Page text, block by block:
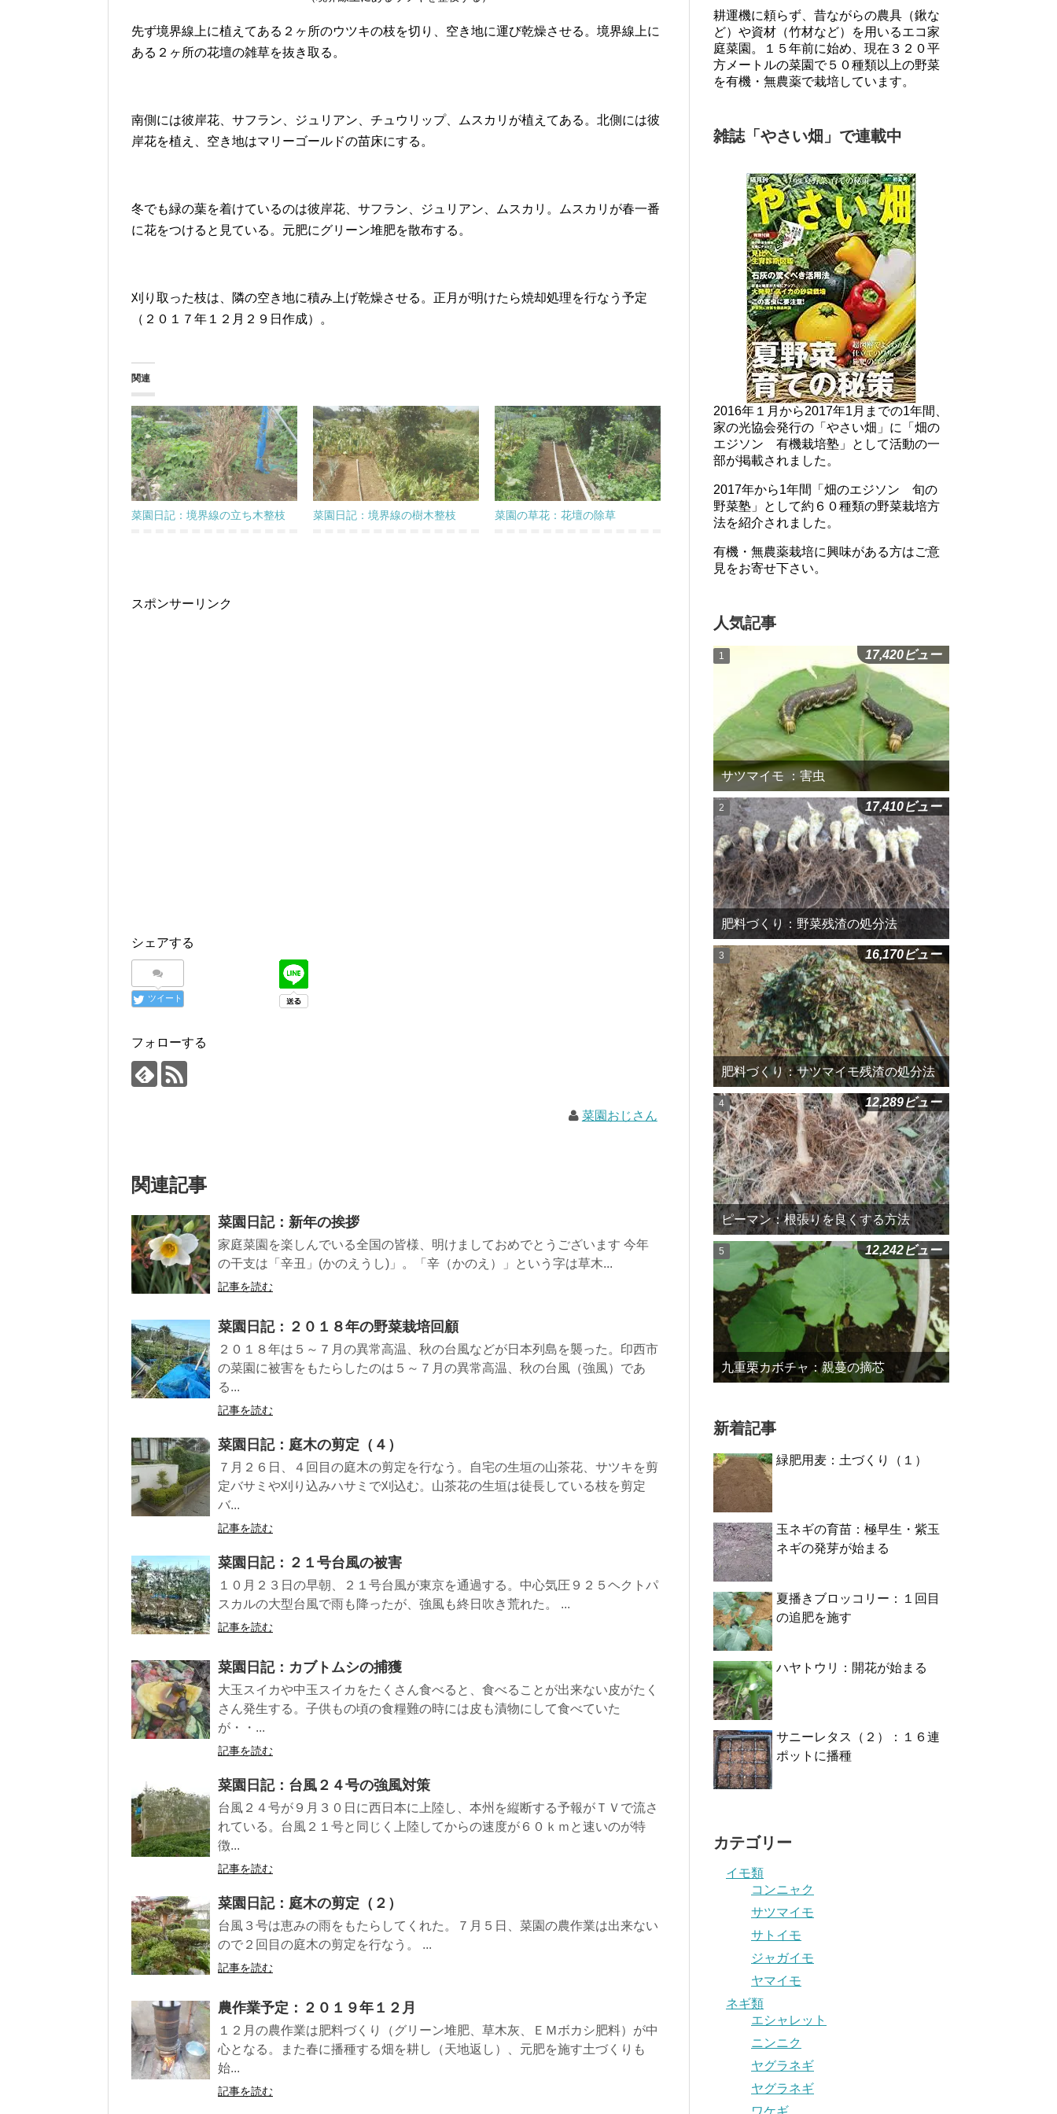
先ず境界線上に植えてある２ヶ所のウツキの枝を切り、空き地に運び乾燥させる。境界線上に
ある２ヶ所の花壇の雑草を抜き取る。
南側には彼岸花、サフラン、ジュリアン、チュウリップ、ムスカリが植えてある。北側には彼
岸花を植え、空き地はマリーゴールドの苗床にする。
冬でも緑の葉を着けているのは彼岸花、サフラン、ジュリアン、ムスカリ。ムスカリが春一番
に花をつけると見ている。元肥にグリーン堆肥を散布する。
刈り取った枝は、隣の空き地に積み上げ乾燥させる。正月が明けたら焼却処理を行なう予定
（２０１７年１２月２９日作成）。
関連
菜園日記：境界線の立ち木整枝 菜園日記：境界線の樹木整枝 菜園の草花：花壇の除草
スポンサーリンク
シェアする
ツイート
フォローする
菜園おじさん
関連記事
菜園日記：新年の挨拶
家庭菜園を楽しんでいる全国の皆様、明けましておめでとうございます 今年
の干支は「辛丑」(かのえうし)」。「辛（かのえ）」という字は草木...
記事を読む
菜園日記：２０１８年の野菜栽培回顧
２０１８年は５～７月の異常高温、秋の台風などが日本列島を襲った。印西市
の菜園に被害をもたらしたのは５～７月の異常高温、秋の台風（強風）であ
る...
記事を読む
菜園日記：庭木の剪定（４）
７月２６日、４回目の庭木の剪定を行なう。自宅の生垣の山茶花、サツキを剪
定バサミや刈り込みハサミで刈込む。山茶花の生垣は徒長している枝を剪定
バ...
記事を読む
菜園日記：２１号台風の被害
１０月２３日の早朝、２１号台風が東京を通過する。中心気圧９２５ヘクトパ
スカルの大型台風で雨も降ったが、強風も終日吹き荒れた。 ...
記事を読む
菜園日記：カブトムシの捕獲
大玉スイカや中玉スイカをたくさん食べると、食べることが出来ない皮がたく
さん発生する。子供もの頃の食糧難の時には皮も漬物にして食べていた
が・・...
記事を読む
菜園日記：台風２４号の強風対策
台風２４号が９月３０日に西日本に上陸し、本州を縦断する予報がＴＶで流さ
れている。台風２１号と同じく上陸してからの速度が６０ｋｍと速いのが特
徴...
記事を読む
菜園日記：庭木の剪定（２）
台風３号は恵みの雨をもたらしてくれた。７月５日、菜園の農作業は出来ない
ので２回目の庭木の剪定を行なう。 ...
記事を読む
農作業予定：２０１９年１２月
１２月の農作業は肥料づくり（グリーン堆肥、草木灰、ＥＭボカシ肥料）が中
心となる。また春に播種する畑を耕し（天地返し）、元肥を施す土づくりも
始...
記事を読む
耕運機に頼らず、昔ながらの農具（鍬な
ど）や資材（竹材など）を用いるエコ家
庭菜園。１５年前に始め、現在３２０平
方メートルの菜園で５０種類以上の野菜
を有機・無農薬で栽培しています。
雑誌「やさい畑」で連載中
2016年１月から2017年1月までの1年間、
家の光協会発行の「やさい畑」に「畑の
エジソン 有機栽培塾」として活動の一
部が掲載されました。
2017年から1年間「畑のエジソン 旬の
野菜塾」として約６０種類の野菜栽培方
法を紹介されました。
有機・無農薬栽培に興味がある方はご意
見をお寄せ下さい。
人気記事
サツマイモ ：害虫
17,420ビュー
肥料づくり：野菜残渣の処分法
17,410ビュー
肥料づくり：サツマイモ残渣の処分法
16,170ビュー
ピーマン：根張りを良くする方法
12,289ビュー
九重栗カボチャ：親蔓の摘芯
12,242ビュー
新着記事
緑肥用麦：土づくり（１）
玉ネギの育苗：極早生・紫玉
ネギの発芽が始まる
夏播きブロッコリー：１回目
の追肥を施す
ハヤトウリ：開花が始まる
サニーレタス（２）：１６連
ポットに播種
カテゴリー
イモ類
コンニャク
サツマイモ
サトイモ
ジャガイモ
ヤマイモ
ネギ類
エシャレット
ニンニク
ヤグラネギ
ヤグラネギ
ワケギ